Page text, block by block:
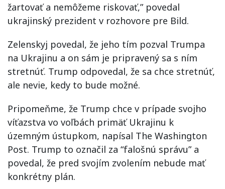
žartovať a nemôžeme riskovať,” povedal
ukrajinský prezident v rozhovore pre Bild.
Zelenskyj povedal, že jeho tím pozval Trumpa
na Ukrajinu a on sám je pripravený sa s ním
stretnúť. Trump odpovedal, že sa chce stretnúť,
ale nevie, kedy to bude možné.
Pripomeňme, že Trump chce v prípade svojho
víťazstva vo voľbách primäť Ukrajinu k
územným ústupkom, napísal The Washington
Post. Trump to označil za “falošnú správu” a
povedal, že pred svojím zvolením nebude mať
konkrétny plán.